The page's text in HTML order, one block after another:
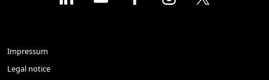
Impressum
Legal notice